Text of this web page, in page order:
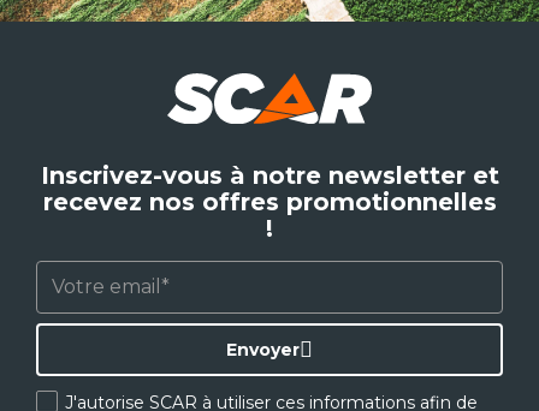
Inscrivez-vous à notre newsletter et
recevez nos offres promotionnelles
!
J'autorise SCAR à utiliser ces informations afin de
Envoyer